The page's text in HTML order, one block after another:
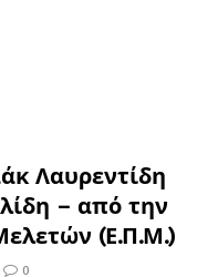
Λαυρεντίδη
– από την
(Ε.Π.Μ.)
0